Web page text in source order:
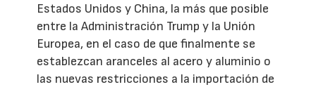
Estados Unidos y China, la más que posible
entre la Administración Trump y la Unión
Europea, en el caso de que finalmente se
establezcan aranceles al acero y aluminio o
las nuevas restricciones a la importación de